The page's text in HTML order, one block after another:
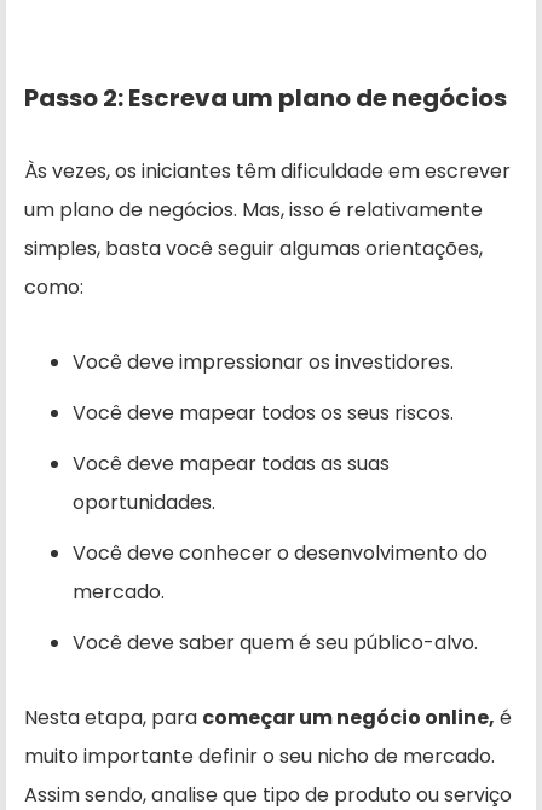
Passo 2: Escreva um plano de negócios
Às vezes, os iniciantes têm dificuldade em escrever
um plano de negócios. Mas, isso é relativamente
simples, basta você seguir algumas orientações,
como:
Você deve impressionar os investidores.
Você deve mapear todos os seus riscos.
Você deve mapear todas as suas
oportunidades.
Você deve conhecer o desenvolvimento do
mercado.
Você deve saber quem é seu público-alvo.
Nesta etapa, para começar um negócio online, é
muito importante definir o seu nicho de mercado.
Assim sendo, analise que tipo de produto ou serviço